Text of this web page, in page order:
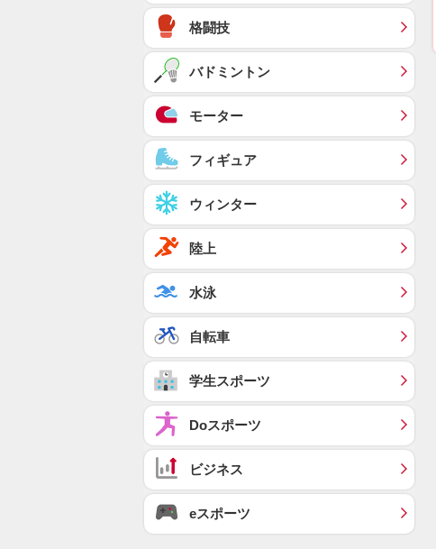
格闘技
バドミントン
モーター
フィギュア
ウィンター
陸上
水泳
自転車
学生スポーツ
Doスポーツ
ビジネス
eスポーツ